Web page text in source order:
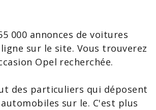
000 annonces de voitures
sur le site. Vous trouverez
Opel recherchée.
des particuliers qui déposent
sur le. C'est plus